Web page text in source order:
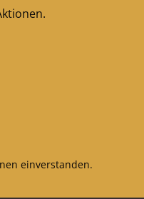
einverstanden.